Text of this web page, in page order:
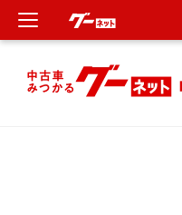
新車